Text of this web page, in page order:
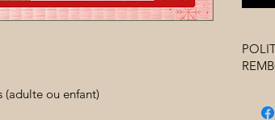
ou enfant)
Ils